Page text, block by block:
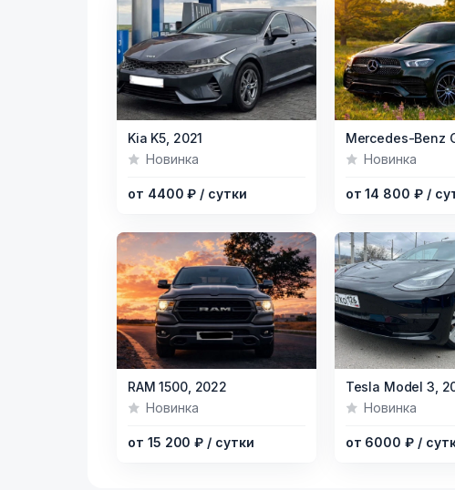
Item
Kia K5, 2021
Новинка
от 4400 ₽ / сутки
Item
Новинка
от 14 800 ₽ /
Item
RAM 1500, 2022
Новинка
от 15 200 ₽ / сутки
Item
Tesla Model 3,
Новинка
от 6000 ₽ /